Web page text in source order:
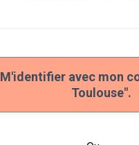
M'identifier avec mon
Toulouse".